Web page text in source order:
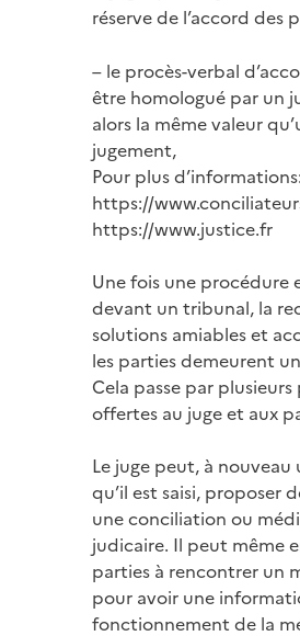
réserve de l’accord des
– le procès-verbal
être homologué par un
alors la même valeur
jugement,
Pour plus d’informations:
https://
https://www.justice.fr
Une fois une procédure
devant un tribunal, la
solutions amiables et
les parties demeurent
Cela passe par
offertes au juge et aux
Le juge peut, à nouveau
qu’il est saisi, proposer
une conciliation ou
judicaire. Il peut même
parties à rencontrer un
pour avoir une
fonctionnement de la